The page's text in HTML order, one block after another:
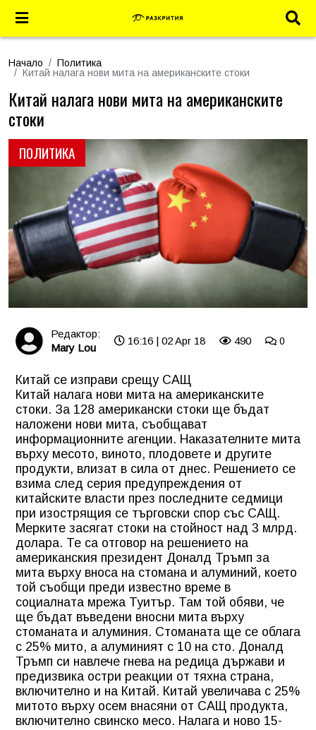
Начало
Политика
Китай налага нови мита на американските стоки
ПОЛИТИКА
Китай налага нови мита на американските
стоки
Редактор:
Mary Lou
16:16 | 02 Apr 18 490 0
Китай се изправи срещу САЩ
Китай налага нови мита на американските
стоки. За 128 американски стоки ще бъдат
наложени нови мита, съобщават
информационните агенции. Наказателните мита
върху месото, виното, плодовете и другите
продукти, влизат в сила от днес. Решението се
взима след серия предупреждения от
китайските власти през последните седмици
при изострящия се търговски спор със САЩ.
Мерките засягат стоки на стойност над 3 млрд.
долара. Те са отговор на решението на
американския президент Доналд Тръмп за
мита върху вноса на стомана и алуминий, което
той съобщи преди известно време в
социалната мрежа Туитър. Там той обяви, че
ще бъдат въведени вносни мита върху
стоманата и алуминия. Стоманата ще се облага
с 25% мито, а алуминият с 10 на сто. Доналд
Тръмп си навлече гнева на редица държави и
предизвика остри реакции от тяхна страна,
включително и на Китай. Китай увеличава с 25%
митото върху осем внасяни от САЩ продукта,
включително свинско месо. Налага и ново 15-